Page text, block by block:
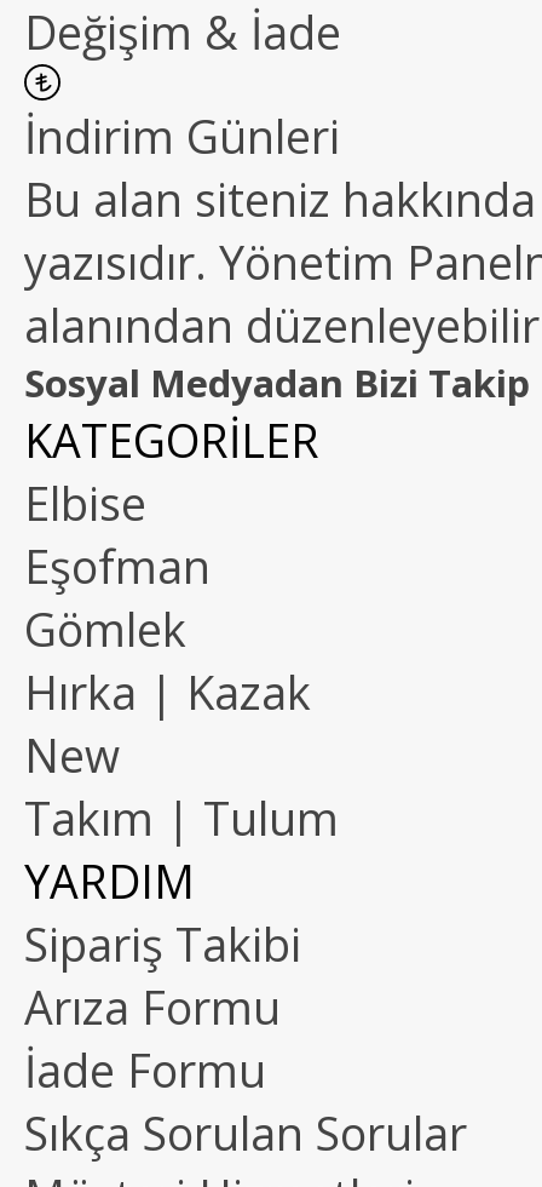
Değişim & İade
İndirim Günleri
Bu alan siteniz
yazısıdır. Yönetim
alanından
Sosyal Medyadan Bizi Takip
KATEGORİLER
Elbise
Eşofman
Gömlek
Hırka | Kazak
New
Takım | Tulum
YARDIM
Sipariş Takibi
Arıza Formu
İade Formu
Sıkça Sorulan Sorular